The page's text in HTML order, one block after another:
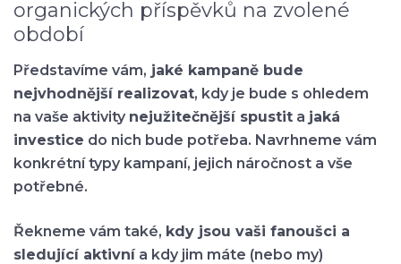
organických příspěvků na zvolené
období
Představíme vám, jaké kampaně bude
nejvhodnější realizovat, kdy je bude s ohledem
na vaše aktivity nejužitečnější spustit a jaká
investice do nich bude potřeba. Navrhneme vám
konkrétní typy kampaní, jejich náročnost a vše
potřebné.
Řekneme vám také, kdy jsou vaši fanoušci a
sledující aktivnía kdy jim máte (nebo my)